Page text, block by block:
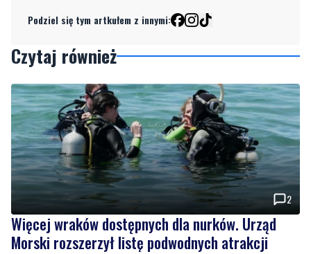
Podziel się tym artkułem z innymi:
Czytaj również
2
Więcej wraków dostępnych dla nurków. Urząd
Morski rozszerzył listę podwodnych atrakcji